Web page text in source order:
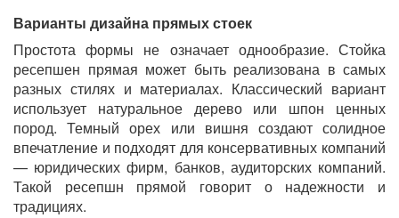
Варианты дизайна прямых стоек
Простота формы не означает однообразие. Стойка
ресепшен прямая может быть реализована в самых
разных стилях и материалах. Классический вариант
использует натуральное дерево или шпон ценных
пород. Темный орех или вишня создают солидное
впечатление и подходят для консервативных компаний
— юридических фирм, банков, аудиторских компаний.
Такой ресепшн прямой говорит о надежности и
традициях.